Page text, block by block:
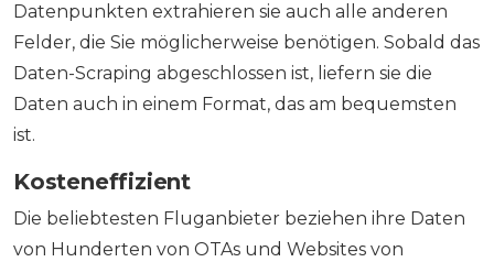
Datenpunkten extrahieren sie auch alle anderen
Felder, die Sie möglicherweise benötigen. Sobald das
Daten-Scraping abgeschlossen ist, liefern sie die
Daten auch in einem Format, das am bequemsten
ist.
Kosteneffizient
Die beliebtesten Fluganbieter beziehen ihre Daten
von Hunderten von OTAs und Websites von